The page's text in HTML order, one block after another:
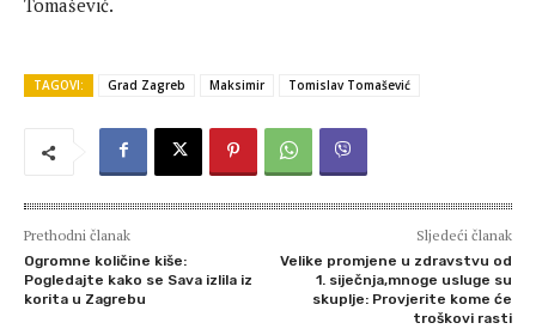
Tomašević.
TAGOVI: Grad Zagreb Maksimir Tomislav Tomašević
Prethodni članak
Ogromne količine kiše:
Pogledajte kako se Sava izlila iz
korita u Zagrebu
Sljedeći članak
Velike promjene u zdravstvu od
1. siječnja,mnoge usluge su
skuplje: Provjerite kome će
troškovi rasti